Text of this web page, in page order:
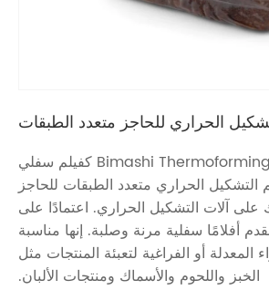
الحراري للحاجز متعدد الطبقات
يتم استخدام فيلم Bimashi Thermoforming كفيلم سفلي
التشكيل الحراري متعدد الطبقات للحاجز
على آلات التشكيل الحراري. اعتمادًا على
أفلامًا سفلية مرنة وصلبة. إنها مناسبة
المعدلة أو الفراغية لتعبئة المنتجات مثل
الخبز واللحوم والأسماك ومنتجات الألبان.